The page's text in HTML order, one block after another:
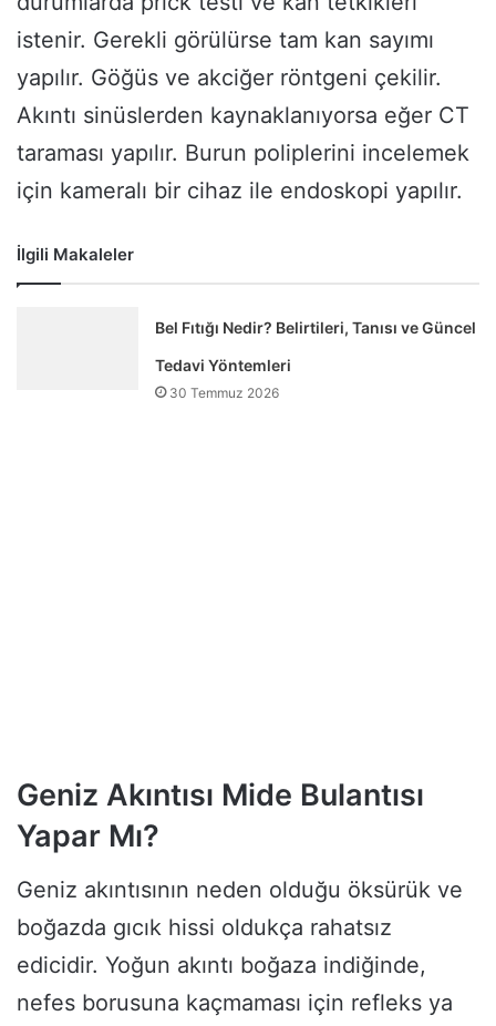
istenir. Gerekli görülürse tam kan sayımı
yapılır. Göğüs ve akciğer röntgeni çekilir.
Akıntı sinüslerden kaynaklanıyorsa eğer CT
taraması yapılır. Burun poliplerini incelemek
için kameralı bir cihaz ile endoskopi yapılır.
İlgili Makaleler
Bel Fıtığı Nedir? Belirtileri, Tanısı ve Güncel
Tedavi Yöntemleri
30 Temmuz 2026
Geniz Akıntısı Mide Bulantısı
Yapar Mı?
Geniz akıntısının neden olduğu öksürük ve
boğazda gıcık hissi oldukça rahatsız
edicidir. Yoğun akıntı boğaza indiğinde,
nefes borusuna kaçmaması için refleks ya